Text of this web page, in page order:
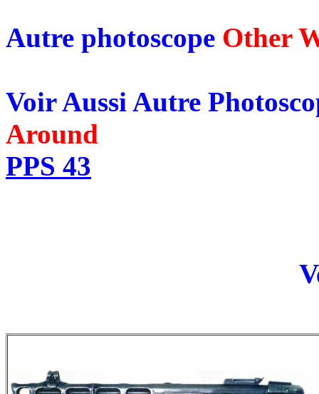
Autre photoscope Other
Voir Aussi Autre
Around
PPS 43
V